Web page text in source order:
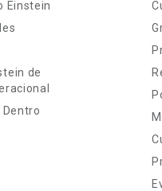
Einstein
de
Dentro